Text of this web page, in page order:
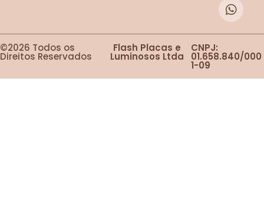
©2026 Todos os
Direitos Reservados
Flash Placas e
Luminosos Ltda
CNPJ:
01.658.840/000
1-09